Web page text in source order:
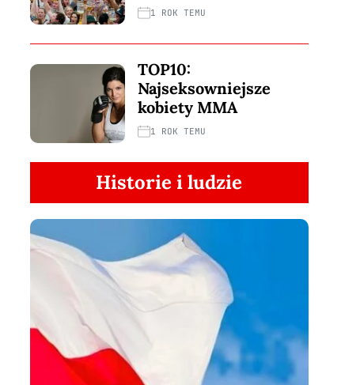
1 ROK TEMU
TOP10:
Najseksowniejsze
kobiety MMA
1 ROK TEMU
Historie i ludzie